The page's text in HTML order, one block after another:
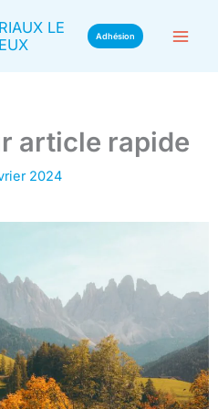
LE
Adhésion
article rapide
2024